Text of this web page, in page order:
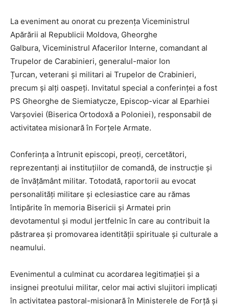
La eveniment au onorat cu prezența Viceministrul
Apărării al Republicii Moldova, Gheorghe
Galbura, Viceministrul Afacerilor Interne, comandant al
Trupelor de Carabinieri, generalul-maior Ion
Țurcan, veterani și militari ai Trupelor de Crabinieri,
precum și alți oaspeți. Invitatul special a conferinței a fost
PS Gheorghe de Siemiatycze, Episcop-vicar al Eparhiei
Varşoviei (Biserica Ortodoxă a Poloniei), responsabil de
activitatea misionară în Forțele Armate.
Conferința a întrunit episcopi, preoți, cercetători,
reprezentanți ai instituțiilor de comandă, de instrucție și
de învățământ militar. Totodată, raportorii au evocat
personalități militare și eclesiastice care au rămas
întipărite în memoria Bisericii și Armatei prin
devotamentul și modul jertfelnic în care au contribuit la
păstrarea și promovarea identității spirituale și culturale a
neamului.
Evenimentul a culminat cu acordarea legitimației și a
insignei preotului militar, celor mai activi slujitori implicați
în activitatea pastoral-misionară în Ministerele de Forță și